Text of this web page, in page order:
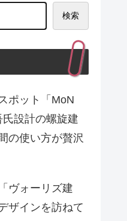
検索
ポット「MoN
設計の螺旋建
の使い方が贅沢
ヴォーリズ建
ザインを訪ねて